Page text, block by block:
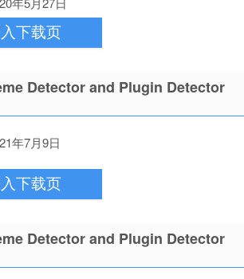
下载页
Detector and Plugin Detector
年7月9日
下载页
Detector and Plugin Detector